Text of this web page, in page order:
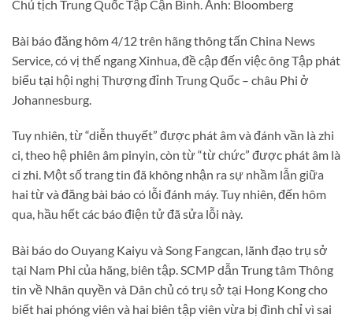
Chủ tịch Trung Quốc Tập Cận Bình. Ảnh: Bloomberg
Bài báo đăng hôm 4/12 trên hãng thông tấn China News
Service, có vị thế ngang Xinhua, đề cập đến việc ông Tập phát
biểu tại hội nghị Thượng đỉnh Trung Quốc – châu Phi ở
Johannesburg.
Tuy nhiên, từ “diễn thuyết” được phát âm và đánh vần là zhi
ci, theo hệ phiên âm pinyin, còn từ “từ chức” được phát âm là
ci zhi. Một số trang tin đã không nhận ra sự nhầm lẫn giữa
hai từ và đăng bài báo có lỗi đánh máy. Tuy nhiên, đến hôm
qua, hầu hết các báo điện tử đã sửa lỗi này.
Bài báo do Ouyang Kaiyu và Song Fangcan, lãnh đạo trụ sở
tại Nam Phi của hãng, biên tập. SCMP dẫn Trung tâm Thông
tin về Nhân quyền và Dân chủ có trụ sở tại Hong Kong cho
biết hai phóng viên và hai biên tập viên vừa bị đình chỉ vì sai